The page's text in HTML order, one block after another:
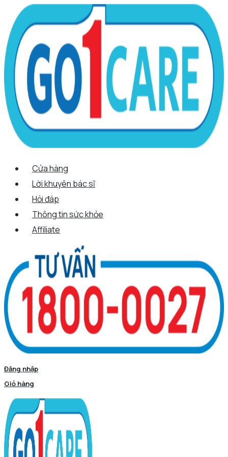
nội
dung
Menu
Cửa hàng
Lời khuyên bác sĩ
Hỏi đáp
Thông tin sức khỏe
Affiliate
Đăng nhập
Giỏ hàng
Tên*
Email*
Trang
web
Scroll
Up